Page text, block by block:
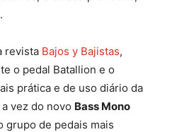
revista Bajos y Bajistas,
o pedal Batallion e o
prática e de uso diário da
vez do novo Bass Mono
grupo de pedais mais